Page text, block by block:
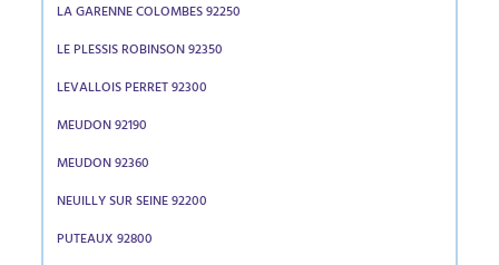
LA GARENNE COLOMBES 92250
LE PLESSIS ROBINSON 92350
LEVALLOIS PERRET 92300
MEUDON 92190
MEUDON 92360
NEUILLY SUR SEINE 92200
PUTEAUX 92800